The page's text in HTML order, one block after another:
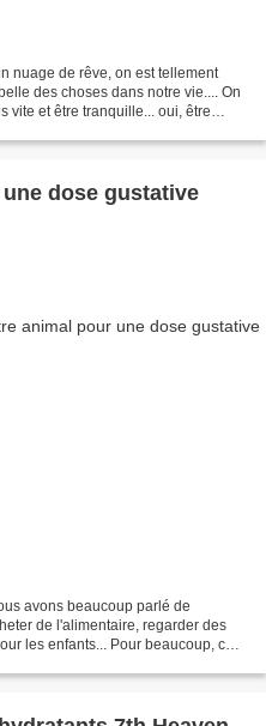
nuage de rêve, on est tellement
des choses dans notre vie.... On
vite et être tranquille... oui, être
dose gustative
avons beaucoup parlé de
de l'alimentaire, regarder des
les enfants... Pour beaucoup, ce